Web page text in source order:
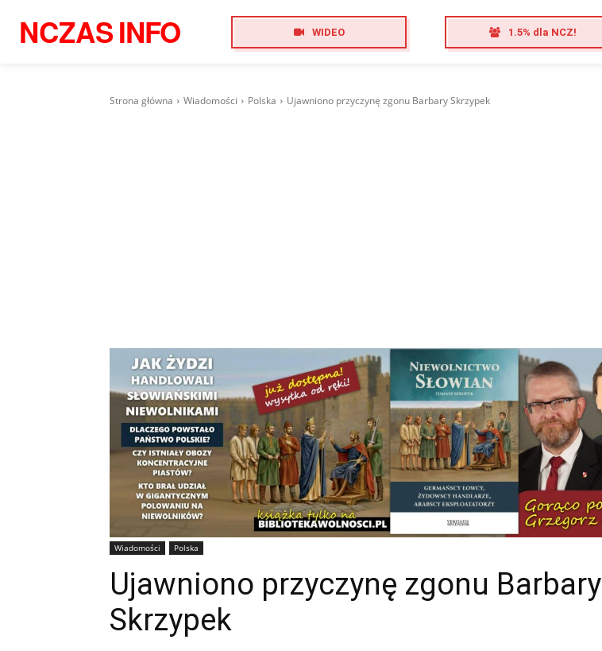
NCZASINFO WIDEO 1.5% dla NCZ!
Strona główna Wiadomości Polska Ujawniono przyczynę zgonu Barbary Skrzypek
Wiadomości Polska
Ujawniono przyczynę zgonu Barbary
Skrzypek